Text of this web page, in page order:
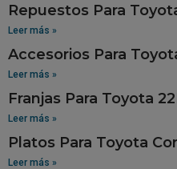
Repuestos Para
Leer más »
Accesorios Para
Leer más »
Franjas Para Toyota
Leer más »
Platos Para Toyota
Leer más »